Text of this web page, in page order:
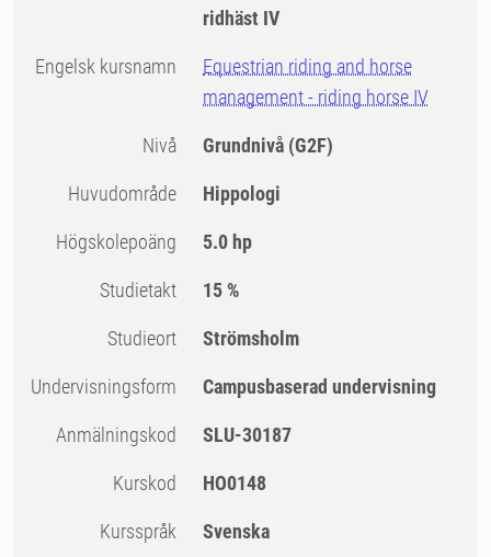
ridhäst IV
Engelsk kursnamn
Equestrian riding and horse
management - riding horse IV
Nivå Grundnivå (G2F)
Huvudområde Hippologi
högskolepoäng 5.0 hp
Studietakt 15 %
Studieort Strömsholm
Undervisningsform Campusbaserad undervisning
Anmälningskod SLU-30187
Kurskod HO0148
Kursspråk Svenska